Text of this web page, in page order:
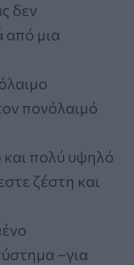
δεν
από μια
πονόλαιμό
πολύ υψηλό
ζέστη και
–για